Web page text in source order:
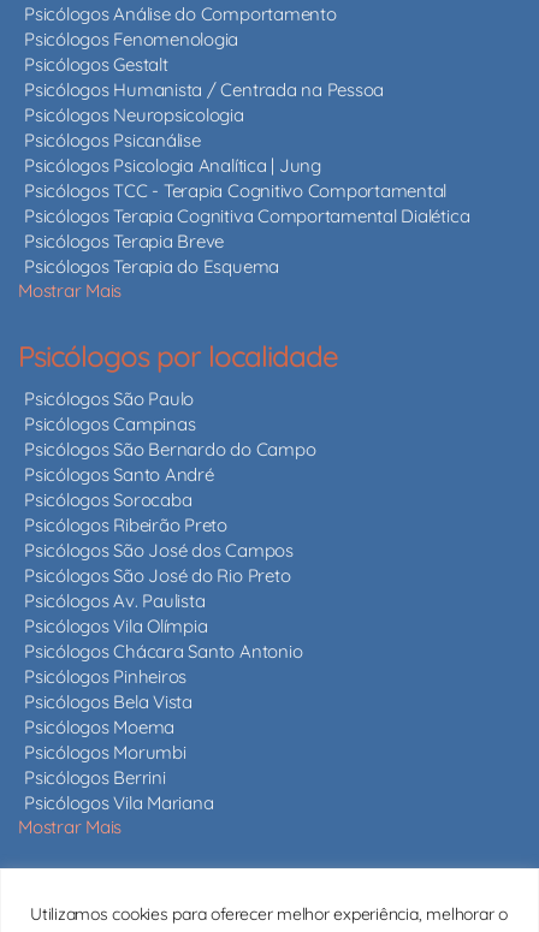
Utilizamos cookies para oferecer melhor experiência, melhorar o
Psicólogos Análise do Comportamento
Psicólogos Fenomenologia
Psicólogos Gestalt
Psicólogos Humanista / Centrada na Pessoa
Psicólogos Neuropsicologia
Psicólogos Psicanálise
Psicólogos Psicologia Analítica | Jung
Psicólogos TCC - Terapia Cognitivo Comportamental
Psicólogos Terapia Cognitiva Comportamental Dialética
Psicólogos Terapia Breve
Psicólogos Terapia do Esquema
Mostrar Mais
Psicólogos por localidade
Psicólogos São Paulo
Psicólogos Campinas
Psicólogos São Bernardo do Campo
Psicólogos Santo André
Psicólogos Sorocaba
Psicólogos Ribeirão Preto
Psicólogos São José dos Campos
Psicólogos São José do Rio Preto
Psicólogos Av. Paulista
Psicólogos Vila Olímpia
Psicólogos Chácara Santo Antonio
Psicólogos Pinheiros
Psicólogos Bela Vista
Psicólogos Moema
Psicólogos Morumbi
Psicólogos Berrini
Psicólogos Vila Mariana
Mostrar Mais